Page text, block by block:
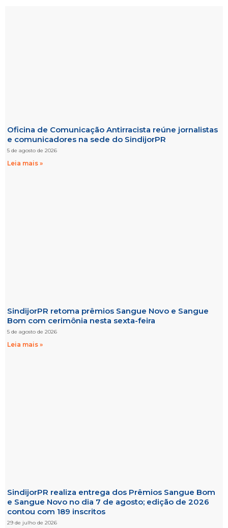
Oficina de Comunicação Antirracista reúne jornalistas
e comunicadores na sede do SindijorPR
5 de agosto de 2026
Leia mais »
SindijorPR retoma prêmios Sangue Novo e Sangue
Bom com cerimônia nesta sexta-feira
5 de agosto de 2026
Leia mais »
SindijorPR realiza entrega dos Prêmios Sangue Bom
e Sangue Novo no dia 7 de agosto; edição de 2026
contou com 189 inscritos
29 de julho de 2026